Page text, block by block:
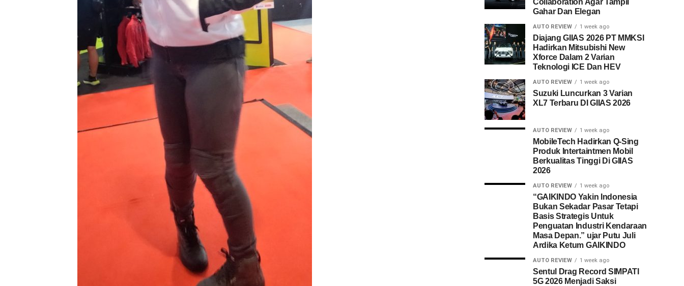
Collaboration Agar Tampil
Gahar Dan Elegan
AUTO REVIEW 1 week ago
Diajang GIIAS 2026 PT MMKSI
Hadirkan Mitsubishi New
Xforce Dalam 2 Varian
Teknologi ICE Dan HEV
AUTO REVIEW 1 week ago
Suzuki Luncurkan 3 Varian
XL7 Terbaru DI GIIAS 2026
AUTO REVIEW 1 week ago
MobileTech Hadirkan Q-Sing
Produk Intertaintmen Mobil
Berkualitas Tinggi Di GIIAS
2026
AUTO REVIEW 1 week ago
“GAIKINDO Yakin Indonesia
Bukan Sekadar Pasar Tetapi
Basis Strategis Untuk
Penguatan Industri Kendaraan
Masa Depan.” ujar Putu Juli
Ardika Ketum GAIKINDO
AUTO REVIEW 1 week ago
Sentul Drag Record SIMPATI
5G 2026 Menjadi Saksi